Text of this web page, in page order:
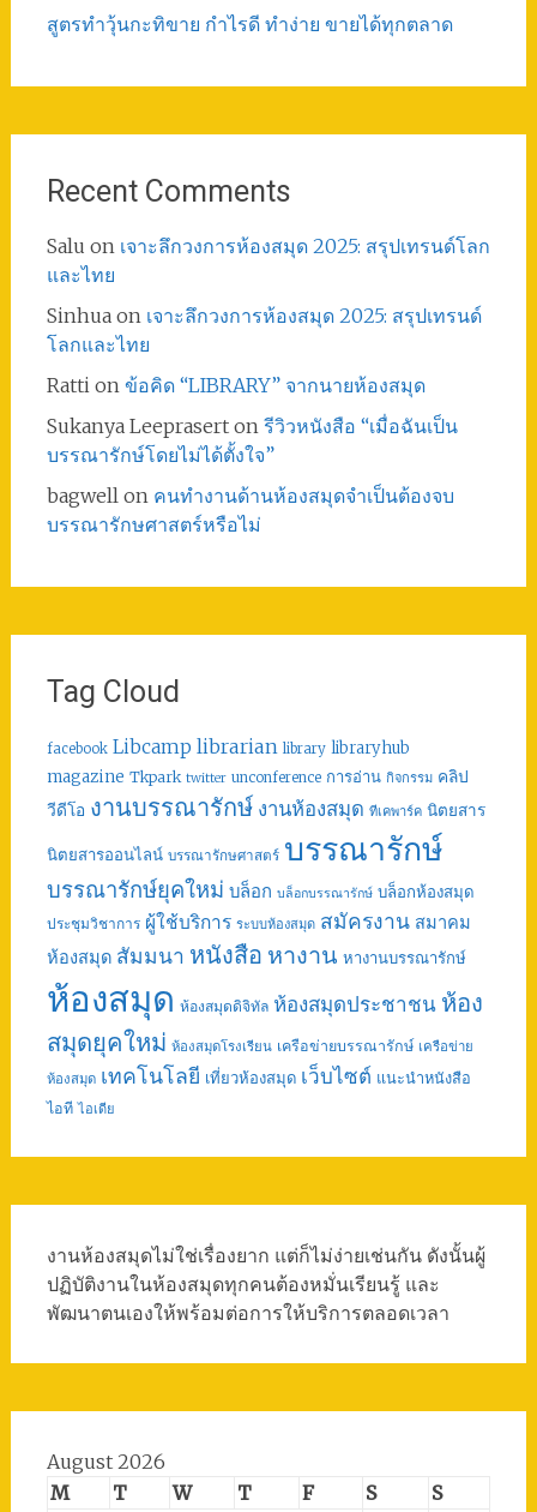
สูตรทําวุ้นกะทิขาย กำไรดี ทำง่าย ขายได้ทุกตลาด
Recent Comments
Salu on เจาะลึกวงการห้องสมุด 2025: สรุปเทรนด์โลก
และไทย
Sinhuaon เจาะลึกวงการห้องสมุด 2025: สรุปเทรนด์
โลกและไทย
Rattion ข้อคิด “LIBRARY” จากนายห้องสมุด
Sukanya Leepraserton รีวิวหนังสือ “เมื่อฉันเป็น
บรรณารักษ์โดยไม่ได้ตั้งใจ”
bagwellon คนทำงานด้านห้องสมุดจำเป็นต้องจบ
บรรณารักษศาสตร์หรือไม่
Tag Cloud
facebook Libcamp librarian library libraryhub
magazine Tkpark twitter unconference การอ่าน กิจกรรม คลิป
วีดีโอ งานบรรณารักษ์ งานห้องสมุด ทีเคพาร์ค นิตยสาร
นิตยสารออนไลน์ บรรณารักษศาสตร์ บรรณารักษ์
บรรณารักษ์ยุคใหม่ บล็อก บล็อกบรรณารักษ์ บล็อกห้องสมุด
ประชุมวิชาการ ผู้ใช้บริการ ระบบห้องสมุด สมัครงาน สมาคม
ห้องสมุด สัมมนา หนังสือ หางาน หางานบรรณารักษ์
ห้องสมุด ห้องสมุดดิจิทัล ห้องสมุดประชาชน ห้อง
สมุดยุคใหม่ ห้องสมุดโรงเรียน เครือข่ายบรรณารักษ์ เครือข่าย
ห้องสมุด เทคโนโลยี เที่ยวห้องสมุด เว็บไซต์ แนะนำหนังสือ
ไอที ไอเดีย
งานห้องสมุดไม่ใช่เรื่องยาก แต่ก็ไม่ง่ายเช่นกัน ดังนั้นผู้
ปฏิบัติงานในห้องสมุดทุกคนต้องหมั่นเรียนรู้ และ
พัฒนาตนเองให้พร้อมต่อการให้บริการตลอดเวลา
August 2026
M
T W T F S
S